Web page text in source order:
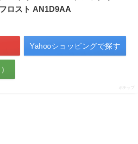
ロスト AN1D9AA
Yahooショッピングで探す
ポチップ